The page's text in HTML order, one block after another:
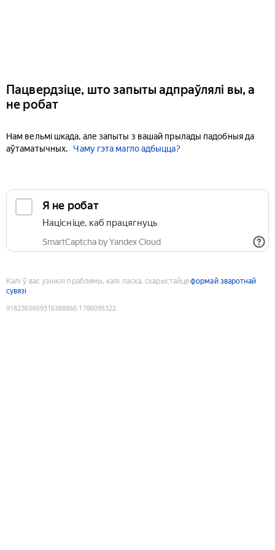
Пацвердзіце, што запыты адпраўлялі вы, а
не робат
Нам вельмі шкада, але запыты з вашай прылады падобныя да
аўтаматычных.
Чаму гэта магло адбыцца?
Я не робат
Націсніце, каб працягнуць
SmartCaptcha by Yandex Cloud
Калі ў вас узніклі праблемы, калі ласка, скарыстайцеформай зваротнай
сувязі
9182363659316388860:1786095322